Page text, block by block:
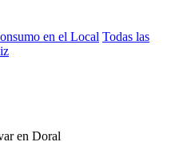
en el Local Todas las
en Doral